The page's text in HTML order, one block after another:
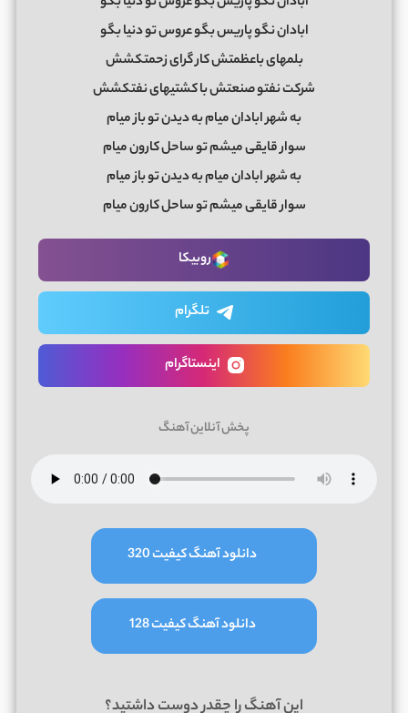
ابادان نگو پاریس بگو عروس تو دنیا بگو
بلمهای باعظمتش کار گرای زحمتکشش
شرکت نفتو صنعتش با کشتیهای نفتکشش
به شهر ابادان میام به دیدن تو باز میام
سوار قایقی میشم تو ساحل کارون میام
به شهر ابادان میام به دیدن تو باز میام
سوار قایقی میشم تو ساحل کارون میام
روبیکا
تلگرام
اینستاگرام
پخش آنلاین آهنگ
دانلود آهنگ کیفیت 320
دانلود آهنگ کیفیت 128
این آهنگ را چقدر دوست داشتید؟